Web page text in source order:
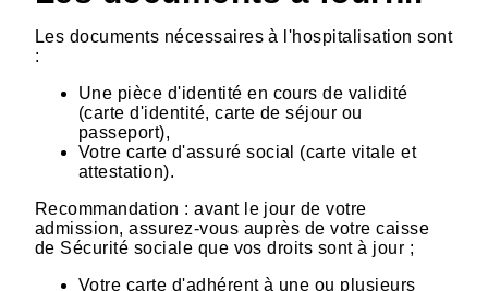
Les documents nécessaires à l'hospitalisation sont
:
Une pièce d'identité en cours de validité
(carte d'identité, carte de séjour ou
passeport),
Votre carte d'assuré social (carte vitale et
attestation).
Recommandation : avant le jour de votre
admission, assurez-vous auprès de votre caisse
de Sécurité sociale que vos droits sont à jour ;
Votre carte d'adhérent à une ou plusieurs